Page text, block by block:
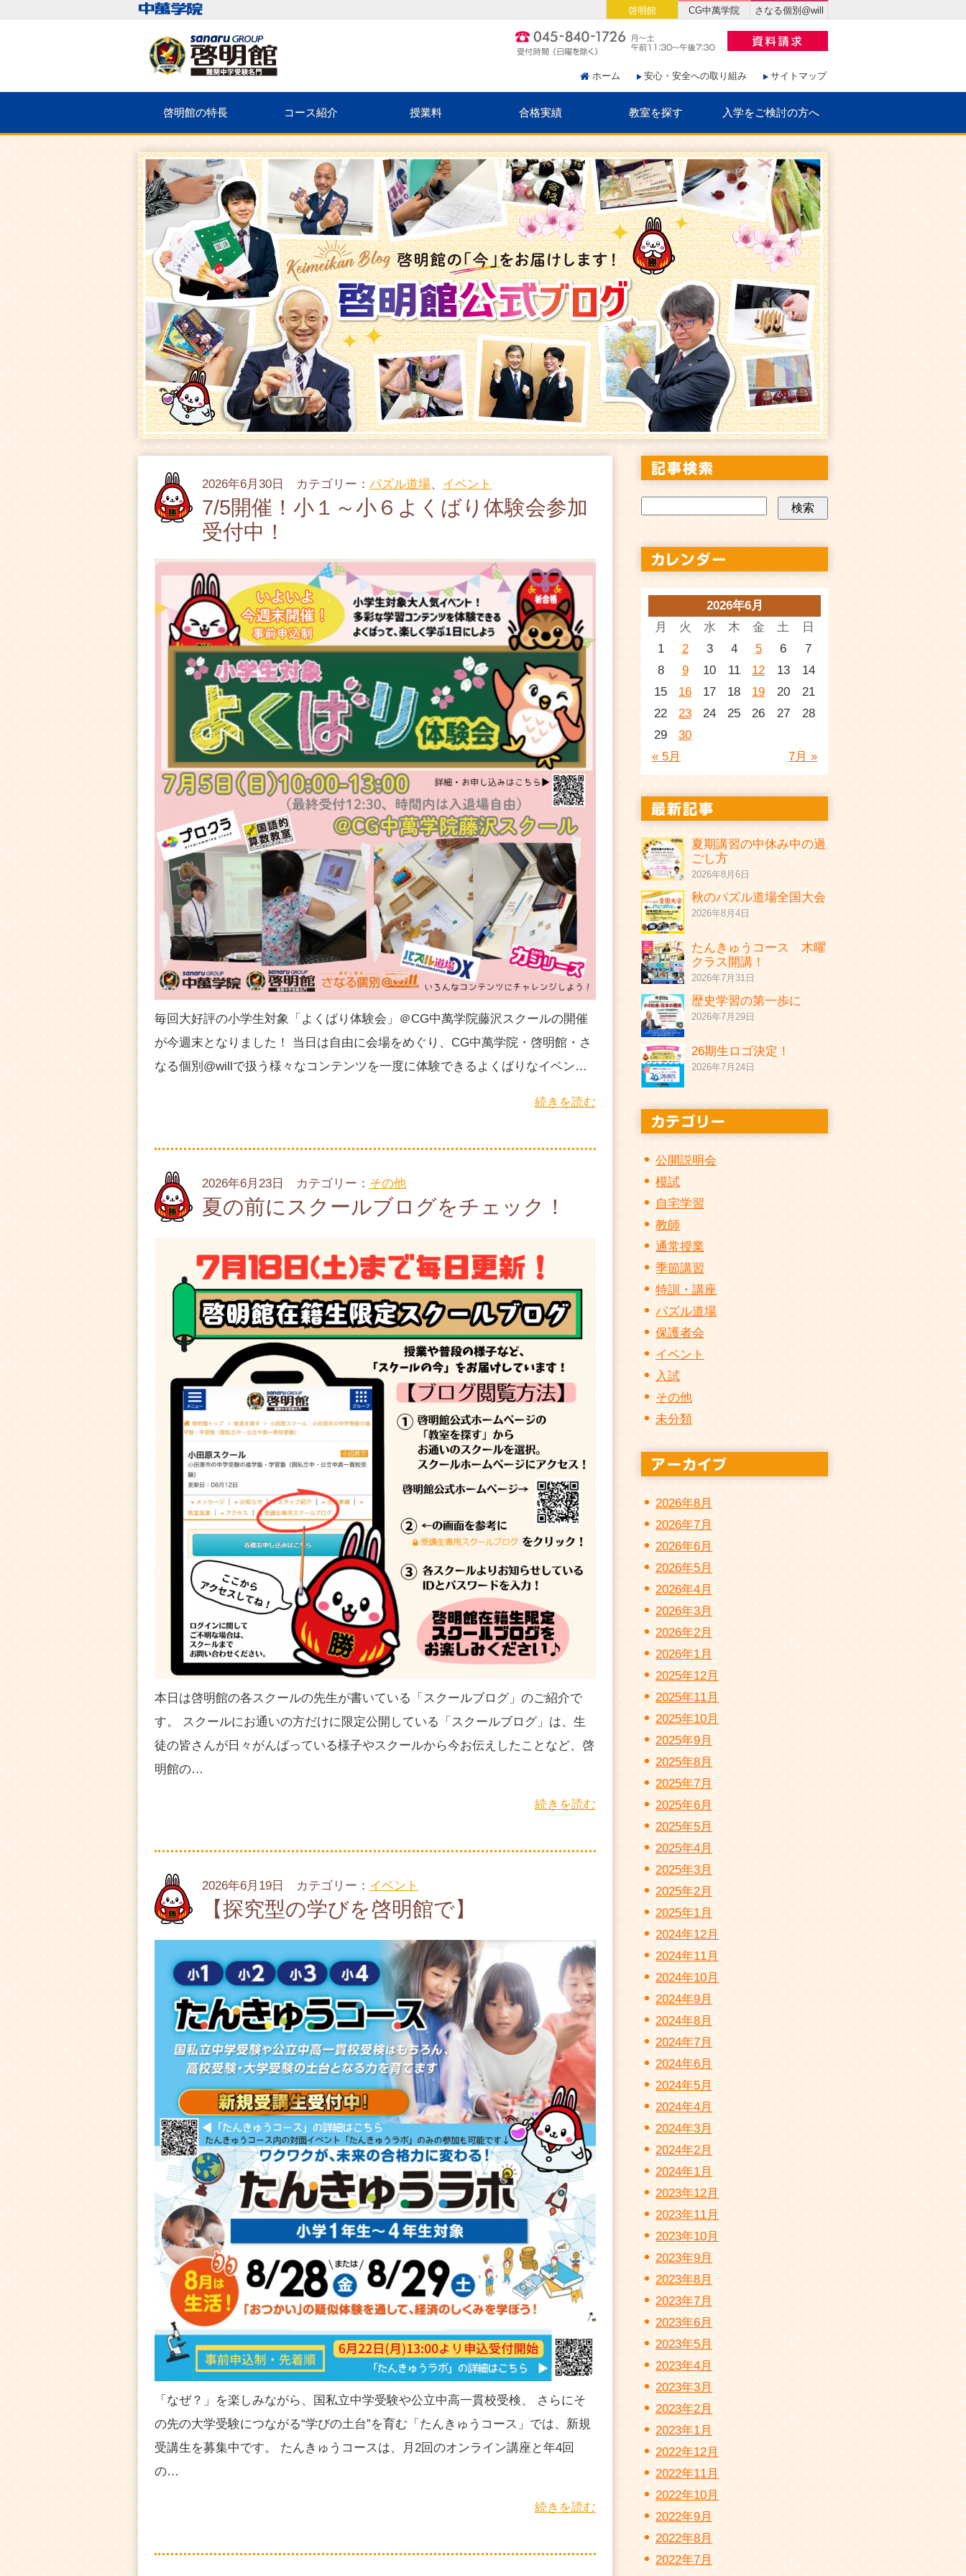
ホーム 安心・安全への取り組み サイトマップ
啓明館の特長 コース紹介 授業料 合格実績 教室を探す 入学をご検討の方へ
啓明館 CG中萬学院 さなる個別@will
2026年6月30日 カテゴリー： パズル道場、 イベント
7/5開催！小１～小６よくばり体験会参加
受付中！
毎回大好評の小学生対象「よくばり体験会」＠CG中萬学院藤沢スクールの開催
が今週末となりました！ 当日は自由に会場をめぐり、CG中萬学院・啓明館・さ
なる個別@willで扱う様々なコンテンツを一度に体験できるよくばりなイベン…
続きを読む
2026年6月23日 カテゴリー： その他
夏の前にスクールブログをチェック！
本日は啓明館の各スクールの先生が書いている「スクールブログ」のご紹介で
す。 スクールにお通いの方だけに限定公開している「スクールブログ」は、生
徒の皆さんが日々がんばっている様子やスクールから今お伝えしたことなど、啓
明館の…
続きを読む
2026年6月19日 カテゴリー： イベント
【探究型の学びを啓明館で】
「なぜ？」を楽しみながら、国私立中学受験や公立中高一貫校受検、 さらにそ
の先の大学受験につながる“学びの土台”を育む「たんきゅうコース」では、新規
受講生を募集中です。 たんきゅうコースは、月2回のオンライン講座と年4回
の…
続きを読む
2026年6月
月
火 水 木 金 土 日
« 5月 7月 »
1 2 3 4 5 6
7
8
9 10 11 12 13
14
15
16 17 18 19 20
21
22
23 24 25 26 27
28
29
30
夏期講習の中休み中の過
ごし方
2026年8月6日
秋のパズル道場全国大会
2026年8月4日
たんきゅうコース 木曜
クラス開講！
2026年7月31日
歴史学習の第一歩に
2026年7月29日
26期生ロゴ決定！
2026年7月24日
公開説明会
模試
自宅学習
教師
通常授業
季節講習
特訓・講座
パズル道場
保護者会
イベント
入試
その他
未分類
2026年8月
2026年7月
2026年6月
2026年5月
2026年4月
2026年3月
2026年2月
2026年1月
2025年12月
2025年11月
2025年10月
2025年9月
2025年8月
2025年7月
2025年6月
2025年5月
2025年4月
2025年3月
2025年2月
2025年1月
2024年12月
2024年11月
2024年10月
2024年9月
2024年8月
2024年7月
2024年6月
2024年5月
2024年4月
2024年3月
2024年2月
2024年1月
2023年12月
2023年11月
2023年10月
2023年9月
2023年8月
2023年7月
2023年6月
2023年5月
2023年4月
2023年3月
2023年2月
2023年1月
2022年12月
2022年11月
2022年10月
2022年9月
2022年8月
2022年7月